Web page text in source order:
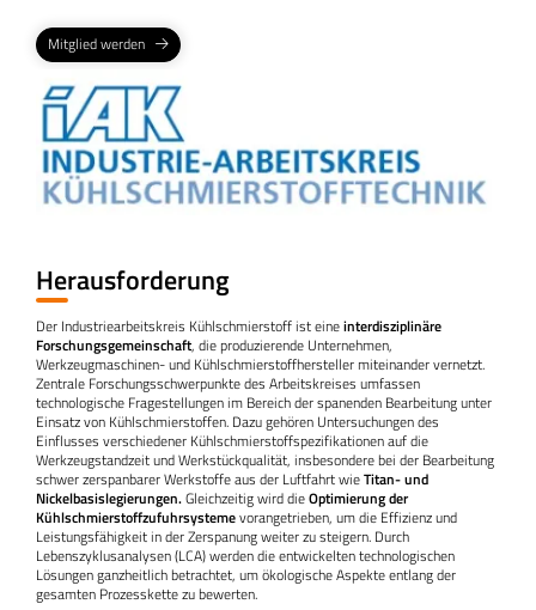
Mitglied werden
Herausforderung
Der Industriearbeitskreis Kühlschmierstoff ist eineinterdisziplinäre
Forschungsgemeinschaft, die produzierende Unternehmen,
Werkzeugmaschinen- und Kühlschmierstoffhersteller miteinander vernetzt.
Zentrale Forschungsschwerpunkte des Arbeitskreises umfassen
technologische Fragestellungen im Bereich der spanenden Bearbeitung unter
Einsatz von Kühlschmierstoffen. Dazu gehören Untersuchungen des
Einflusses verschiedener Kühlschmierstoffspezifikationen auf die
Werkzeugstandzeit und Werkstückqualität, insbesondere bei der Bearbeitung
schwer zerspanbarer Werkstoffe aus der Luftfahrt wieTitan- und
Nickelbasislegierungen.Gleichzeitig wird dieOptimierung der
Kühlschmierstoffzufuhrsystemevorangetrieben, um die Effizienz und
Leistungsfähigkeit in der Zerspanung weiter zu steigern. Durch
Lebenszyklusanalysen (LCA) werden die entwickelten technologischen
Lösungen ganzheitlich betrachtet, um ökologische Aspekte entlang der
gesamten Prozesskette zu bewerten.